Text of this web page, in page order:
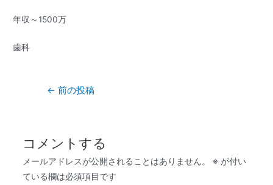
年収～1500万
歯科
← 前の投稿
コメントする
メールアドレスが公開されることはありません。 ※ が付い
ている欄は必須項目です